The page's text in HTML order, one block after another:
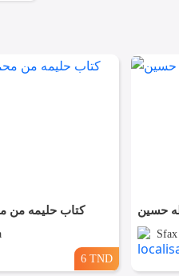
كتاب حليمه من
6 TND